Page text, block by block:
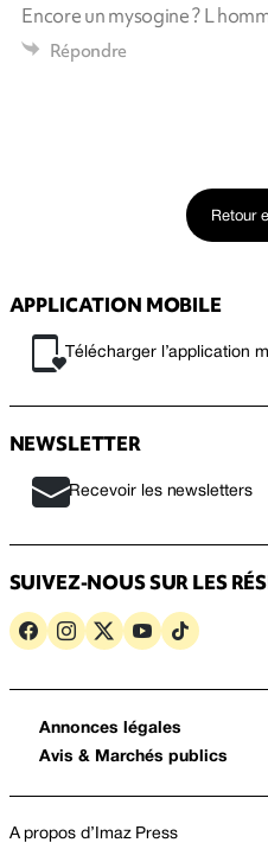
Encore un mysogine ? L
Répondre
Retour
APPLICATION MOBILE
Télécharger l’application
NEWSLETTER
Recevoir les newsletters
SUIVEZ-NOUS SUR LES
Annonces légales
Avis & Marchés publics
A propos d’Imaz Press